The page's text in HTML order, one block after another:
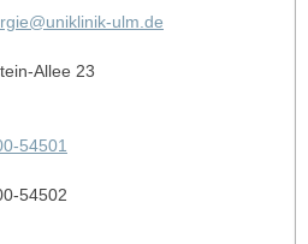
ulm.de
Allee 23
54501
54502